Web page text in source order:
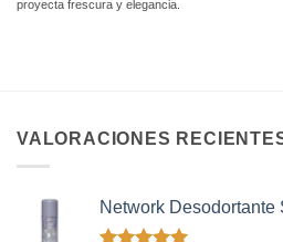
proyecta frescura y elegancia.
VALORACIONES
Network Desodortante